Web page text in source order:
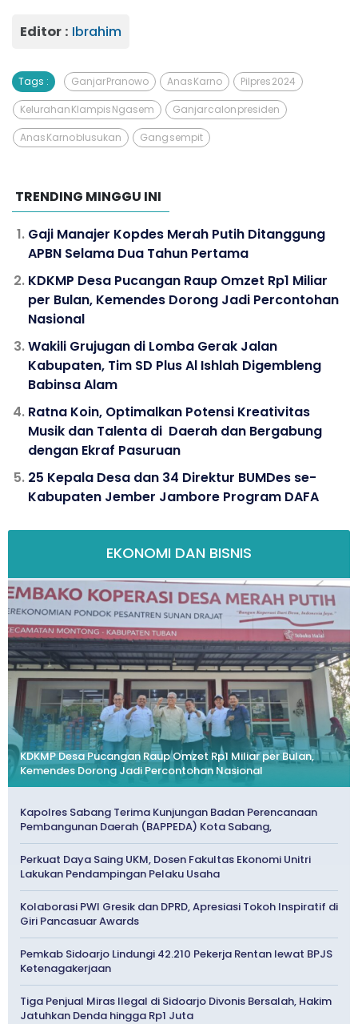
Editor : Ibrahim
Tags : Ganjar Pranowo Anas Karno Pilpres 2024
Kelurahan Klampis Ngasem Ganjar calon presiden
Anas Karno blusukan Gang sempit
TRENDING MINGGU INI
Gaji Manajer Kopdes Merah Putih Ditanggung
APBN Selama Dua Tahun Pertama
KDKMP Desa Pucangan Raup Omzet Rp1 Miliar
per Bulan, Kemendes Dorong Jadi Percontohan
Nasional
Wakili Grujugan di Lomba Gerak Jalan
Kabupaten, Tim SD Plus Al Ishlah Digembleng
Babinsa Alam
Ratna Koin, Optimalkan Potensi Kreativitas
Musik dan Talenta di Daerah dan Bergabung
dengan Ekraf Pasuruan
25 Kepala Desa dan 34 Direktur BUMDes se-
Kabupaten Jember Jambore Program DAFA
EKONOMI DAN BISNIS
KDKMP Desa Pucangan Raup Omzet Rp1 Miliar per Bulan,
Kemendes Dorong Jadi Percontohan Nasional
Kapolres Sabang Terima Kunjungan Badan Perencanaan
Pembangunan Daerah (BAPPEDA) Kota Sabang,
Perkuat Daya Saing UKM, Dosen Fakultas Ekonomi Unitri
Lakukan Pendampingan Pelaku Usaha
Kolaborasi PWI Gresik dan DPRD, Apresiasi Tokoh Inspiratif di
Giri Pancasuar Awards
Pemkab Sidoarjo Lindungi 42.210 Pekerja Rentan lewat BPJS
Ketenagakerjaan
Tiga Penjual Miras Ilegal di Sidoarjo Divonis Bersalah, Hakim
Jatuhkan Denda hingga Rp1 Juta